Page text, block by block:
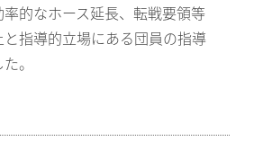
的なホース延長、転戦要領等
指導的立場にある団員の指導
。